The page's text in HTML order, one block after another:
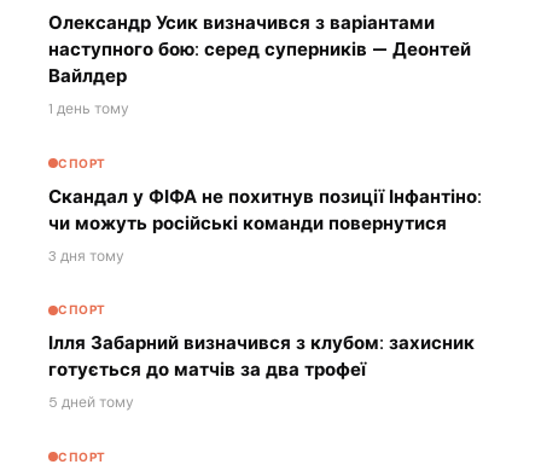
Олександр Усик визначився з варіантами
наступного бою: серед суперників — Деонтей
Вайлдер
1 день тому
СПОРТ
Скандал у ФІФА не похитнув позиції Інфантіно:
чи можуть російські команди повернутися
3 дня тому
СПОРТ
Ілля Забарний визначився з клубом: захисник
готується до матчів за два трофеї
5 дней тому
СПОРТ